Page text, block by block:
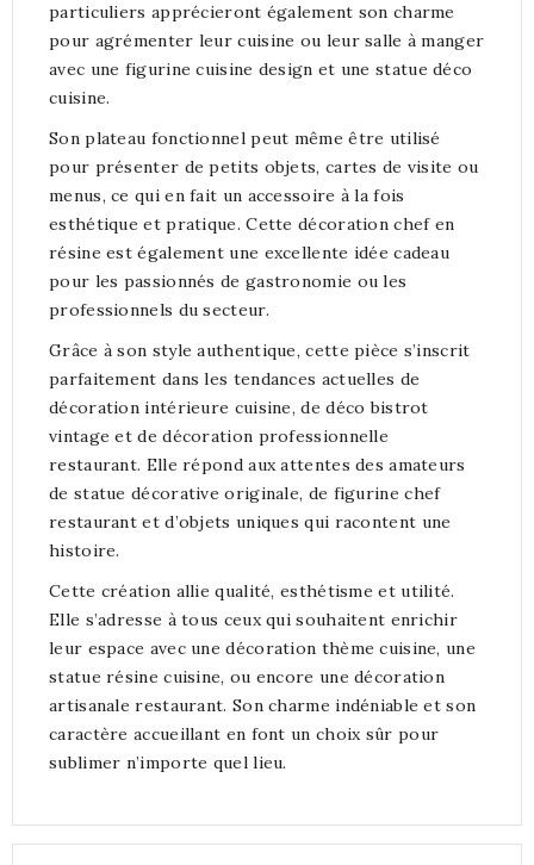
particuliers apprécieront également son charme
pour agrémenter leur cuisine ou leur salle à manger
avec une figurine cuisine design et une statue déco
cuisine.
Son plateau fonctionnel peut même être utilisé
pour présenter de petits objets, cartes de visite ou
menus, ce qui en fait un accessoire à la fois
esthétique et pratique. Cette décoration chef en
résine est également une excellente idée cadeau
pour les passionnés de gastronomie ou les
professionnels du secteur.
Grâce à son style authentique, cette pièce s’inscrit
parfaitement dans les tendances actuelles de
décoration intérieure cuisine, de déco bistrot
vintage et de décoration professionnelle
restaurant. Elle répond aux attentes des amateurs
de statue décorative originale, de figurine chef
restaurant et d’objets uniques qui racontent une
histoire.
Cette création allie qualité, esthétisme et utilité.
Elle s’adresse à tous ceux qui souhaitent enrichir
leur espace avec une décoration thème cuisine, une
statue résine cuisine, ou encore une décoration
artisanale restaurant. Son charme indéniable et son
caractère accueillant en font un choix sûr pour
sublimer n’importe quel lieu.